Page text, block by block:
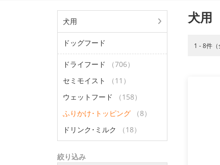
犬用
ドッグフード
ドライフード
（706）
セミモイスト
（11）
ウェットフード
（158）
ふりかけ･トッピング
（8）
ドリンク･ミルク
（18）
絞り込み
犬用
1 - 8件（